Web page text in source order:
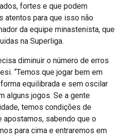
fortes e que podem
atentos para que isso não
da equipe minastenista, que
na Superliga.
diminuir o número de erros
“Temos que jogar bem em
equilibrada e sem oscilar
alguns jogos. Se a gente
temos condições de
apostamos, sabendo que o
para cima e entraremos em